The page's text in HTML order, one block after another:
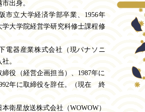
出身。
市立大学経済学部卒業、1956年
学大学院経営学研究科修士課程修
電器産業株式会社（現パナソニ
。
締役（経営企画担当）、1987年に
年に取締役を辞任。（現在 終
本衛星放送株式会社（WOWOW）